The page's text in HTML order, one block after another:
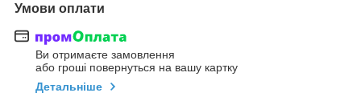
Умови оплати
Ви отримаєте замовлення
або гроші повернуться на вашу картку
Детальніше